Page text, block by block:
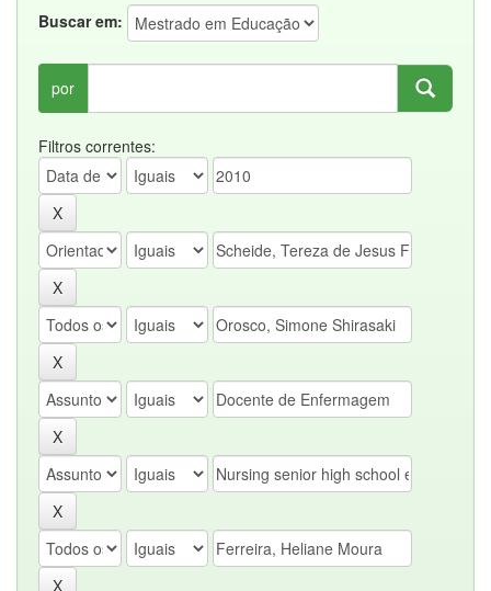
Buscar em:
por
Filtros correntes: